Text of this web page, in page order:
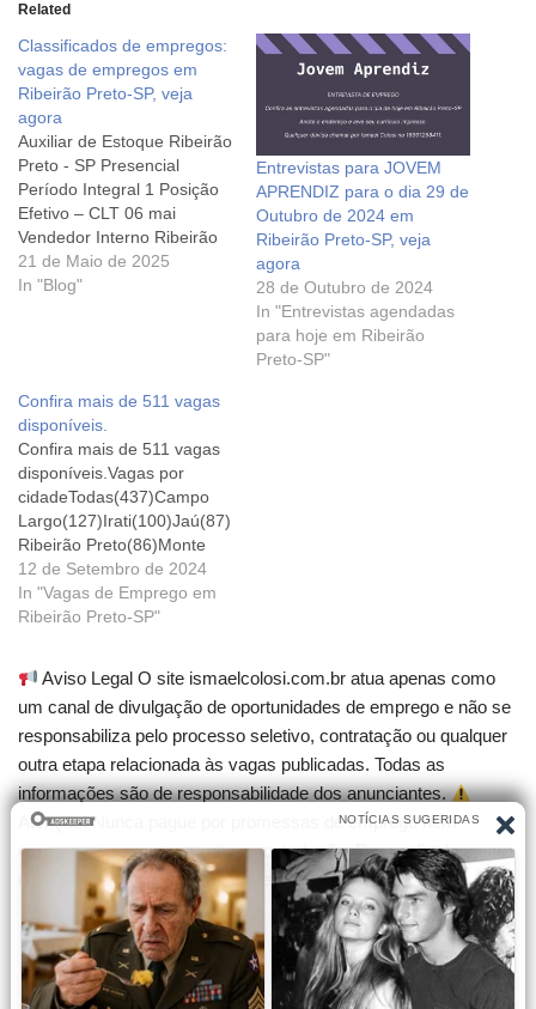
Related
Classificados de empregos:
vagas de empregos em
Ribeirão Preto-SP, veja
agora
Auxiliar de Estoque Ribeirão
Preto - SP Presencial
Período Integral 1 Posição
Efetivo – CLT 06 mai
Vendedor Interno Ribeirão
Preto - SP Presencial
Período Integral 1 Posição
1 Posição Efetivo – CLT 06
mai…
21 de Maio de 2025
In "Blog"
Entrevistas para JOVEM
APRENDIZ para o dia 29 de
Outubro de 2024 em
Ribeirão Preto-SP, veja
agora
28 de Outubro de 2024
In "Entrevistas agendadas
para hoje em Ribeirão
Preto-SP"
Confira mais de 511 vagas
disponíveis.
Confira mais de 511 vagas
disponíveis.Vagas por
cidadeTodas(437)Campo
Largo(127)Irati(100)Jaú(87)
Ribeirão Preto(86)Monte
Alto(11)Matão(6)Vagas por
áreaTodas(512)Transporte
Terrestre(236)Industrial(101
(26)Produção/Fabricação(1
8)Industrial,Produção...
(10)Vagas por
cargoTodas(512)Ajudante
Geral(153)Operador de
Produção(100)Operador de
Arrecadação(52)Auxiliar de
Produção(29)Motorista
Líder de...(25)Inspetor de
Trânsito(20) Vagas
recentesVaga para Auxiliar
de Produção (temporário)
em Ribeirão Preto - SPVaga
para Analista Jr. de
12 de Setembro de 2024
In "Vagas de Emprego em
Ribeirão Preto-SP"
Aviso Legal O site ismaelcolosi.com.br atua apenas como
um canal de divulgação de oportunidades de emprego e não se
responsabiliza pelo processo seletivo, contratação ou qualquer
outra etapa relacionada às vagas publicadas. Todas as
informações são de responsabilidade dos anunciantes.
Atenção! Nunca pague por promessas de emprego nem
compre cursos que garantam contratação. Desconfie de
qualquer cobrança para participar de seleções.